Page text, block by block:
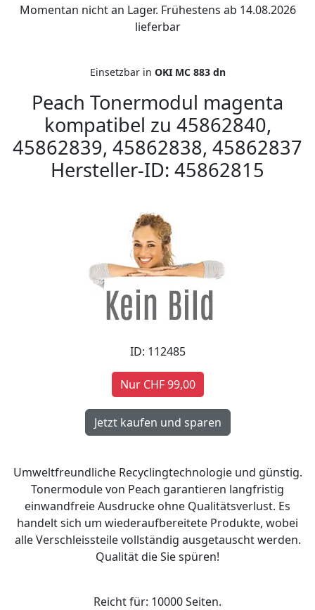
Momentan nicht an Lager. Frühestens ab 14.08.2026
lieferbar
Einsetzbar in OKI MC 883 dn
Peach Tonermodul magenta
kompatibel zu 45862840,
45862839, 45862838, 45862837
Hersteller-ID: 45862815
ID: 112485
Nur CHF 99,00
Umweltfreundliche Recyclingtechnologie und günstig.
Tonermodule von Peach garantieren langfristig
einwandfreie Ausdrucke ohne Qualitätsverlust. Es
handelt sich um wiederaufbereitete Produkte, wobei
alle Verschleissteile vollständig ausgetauscht werden.
Qualität die Sie spüren!
Reicht für: 10000 Seiten.